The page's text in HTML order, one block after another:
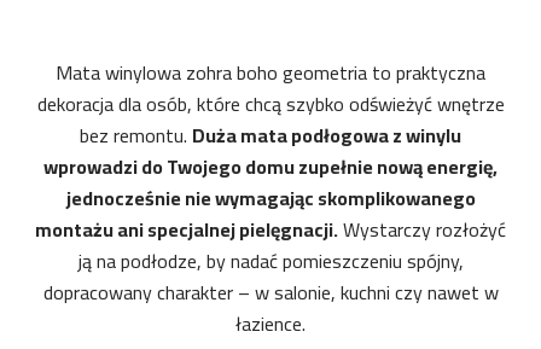
Mata winylowa zohra boho geometria to praktyczna
dekoracja dla osób, które chcą szybko odświeżyć wnętrze
bez remontu. Duża mata podłogowa z winylu
wprowadzi do Twojego domu zupełnie nową energię,
jednocześnie nie wymagając skomplikowanego
montażu ani specjalnej pielęgnacji.Wystarczy rozłożyć
ją na podłodze, by nadać pomieszczeniu spójny,
dopracowany charakter – w salonie, kuchni czy nawet w
łazience.